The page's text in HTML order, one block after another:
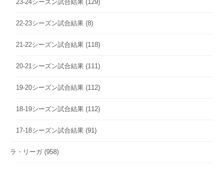
23-24シーズン試合結果 (129)
22-23シーズン試合結果 (8)
21-22シーズン試合結果 (118)
20-21シーズン試合結果 (111)
19-20シーズン試合結果 (112)
18-19シーズン試合結果 (112)
17-18シーズン試合結果 (91)
ラ・リーガ (958)